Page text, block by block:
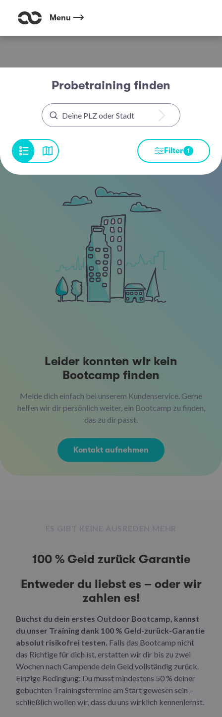
Menu
Probetraining finden
Filter 1
Leider konnten wir kein
Bootcamp finden
Melde dich einfach bei unserem Kundenservice. Gerne
helfen wir dir persönlich weiter, ein Bootcamp zu finden,
das zu dir passt.
Kontakt aufnehmen
100 % Geld zurück Garantie
Entweder du liebst es – oder wir
zahlen es!
Buchst du dein erstes Outdoor Bootcamp, kannst
du unser Training dank 100 % Geld-zurück-Garantie
absolut risikofrei testen. Falls das Bootcamp nicht
das Richtige für dich ist, erstatten wir dir bis zu zwei
Wochen nach Campende dein Geld vollständig zurück.
Einzige Bedingung: Du musst mindestens 50 % deiner
gebuchten Trainingstermine am Start gewesen sein –
schließlich wollen wir, dass du uns wirklich kennenlernst.